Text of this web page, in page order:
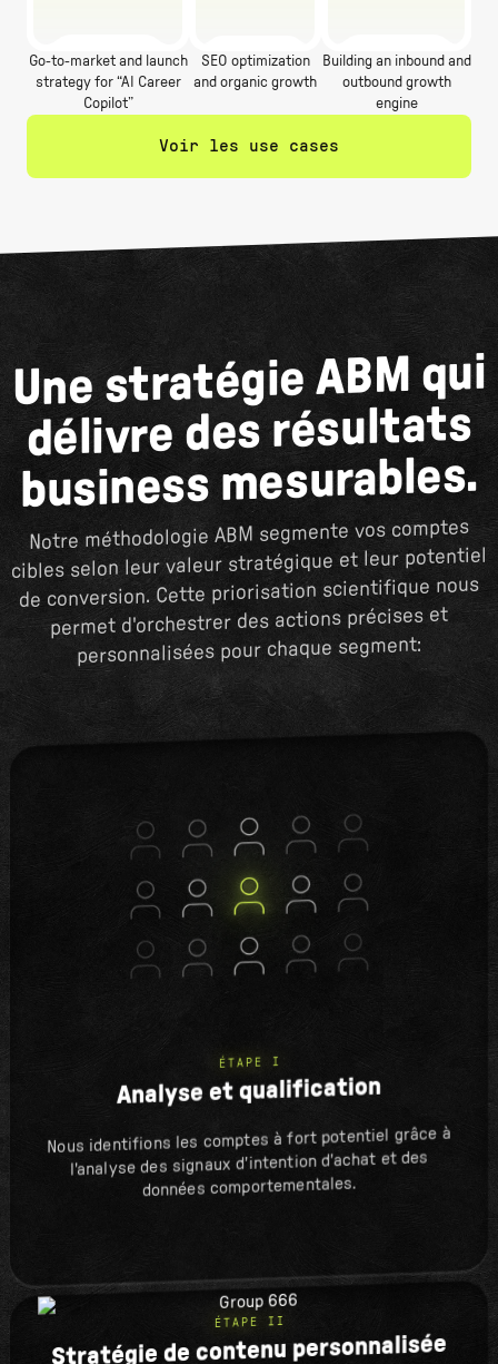
Go-to-market and launch
strategy for “AI Career
Copilot”
SEO optimization
and organic growth
Building an inbound and
outbound growth
engine
Voir les use cases
Une stratégie ABM qui
délivre des résultats
business mesurables.
Notre méthodologie ABM segmente vos comptes
cibles selon leur valeur stratégique et leur potentiel
de conversion. Cette priorisation scientifique nous
permet d'orchestrer des actions précises et
personnalisées pour chaque segment:
ÉTAPE I
Analyse et qualification
Nous identifions les comptes à fort potentiel grâce à
l'analyse des signaux d'intention d'achat et des
données comportementales.
ÉTAPE II
Stratégie de contenu personnalisée